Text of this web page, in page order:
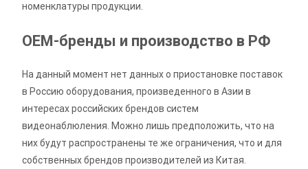
номенклатуры продукции.
OEM-бренды и производство в РФ
На данный момент нет данных о приостановке поставок
в Россию оборудования, произведенного в Азии в
интересах российских брендов систем
видеонаблюления. Можно лишь предположить, что на
них будут распространены те же ограничения, что и для
собственных брендов производителей из Китая.